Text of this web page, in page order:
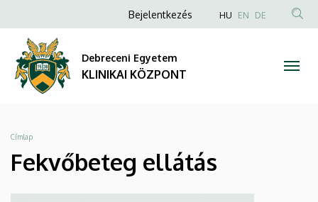
ellátás
KLINIKAI
KÖZPONT
a
tartalomra
Anonim
fiók
menüje
Bejelentkezés HU EN DE
Debreceni Egyetem
KLINIKAI KÖZPONT
Morzsa
Címlap
Fekvőbeteg ellátás